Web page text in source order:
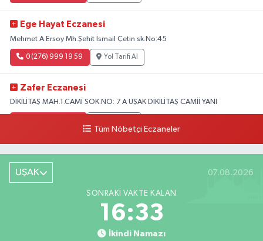
Ege Hayat Eczanesi
Mehmet A.Ersoy Mh.Şehit İsmail Çetin sk.No:45
0 (276) 999 19 59 Yol Tarifi Al
Zafer Eczanesi
DİKİLİTAŞ MAH.1.CAMİ SOK.NO: 7 A UŞAK DİKİLİTAŞ CAMİİ YANI
Tüm Nöbetçi Eczaneler
UŞAK 07.08.2026
SONRAKI VAKTE KALAN
16:32
İkindi Namazı